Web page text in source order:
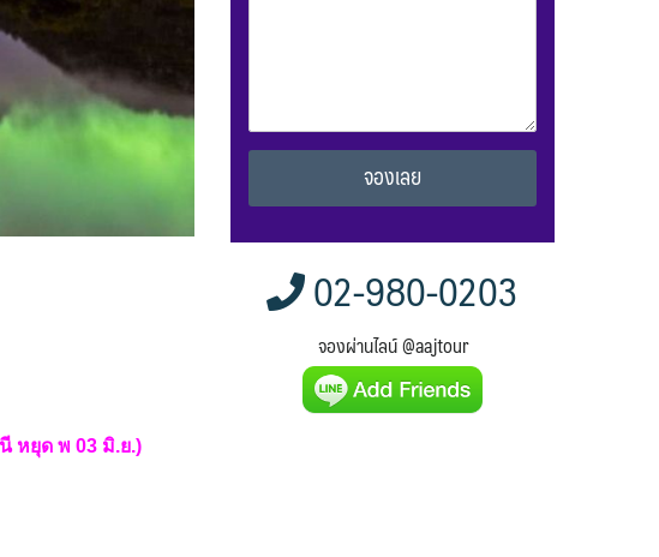
หยุด พ 03 มิ.ย.)
Alternative:
02-980-0203
จองผ่านไลน์ @aajtour